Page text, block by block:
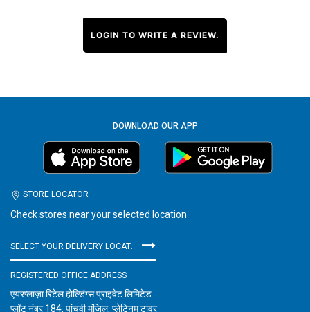
LOGIN TO WRITE A REVIEW.
DOWNLOAD OUR APP
STORE LOCATOR
Check stores near your selected location
REGISTERED OFFICE ADDRESS
एयरप्लाज़ा रिटेल होल्डिंग्स प्राइवेट लिमिटेड
प्लॉट नंबर 184, पांचवी मंजिल, प्लेटिनम टावर